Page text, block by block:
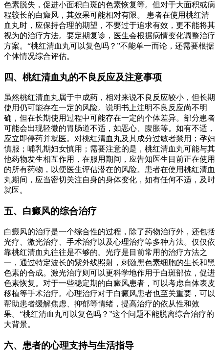
色素脱失，促进小面积白斑的色素恢复等。但对于大面积或病
程较长的白癜风，其效果可能相对有限。 患者在使用桃红清
血丸时，应保持合理的期望，不要过于追求有效，更不能将其
视为的治疗方法。要定期复诊，医生会根据病情变化调整治疗
方案。“桃红清血丸可以复色吗？”不能单一而论，还需要根据
个体情况综合评估。
四、桃红清血丸的不良反应及注意事项
虽然桃红清血丸属于中成药，相对来说不良反应较小，但长期
使用仍可能存在一定的风险。说明书上注明不良反应尚不明
确，但在长期使用过程中可能存在一定的个体差异。部分患者
可能会出现轻微的胃肠道不适，如恶心、腹胀等。如有不适，
应立即停药并就医。对桃红清血丸及其成分过敏者禁用；孕妇
慎服；哺乳期妇女慎用；需要注意的是，桃红清血丸可能与其
他药物发生相互作用，在服用期间，应告知医生目前正在使用
的所有药物，以便医生评估潜在的风险。患者在使用桃红清血
丸期间，应当密切关注自身的身体变化，如有任何不适，及时
就医。
五、白癜风的综合治疗
白癜风的治疗是一个综合性的过程，除了药物治疗外，还包括
光疗、激光治疗、手术治疗以及心理治疗等多种方法。仅仅依
靠桃红清血丸往往是不够的。光疗是目前常用的治疗方法之
一，通过特定波长的紫外线照射，刺激黑色素细胞的生长和黑
色素的合成。激光治疗则可以更科学地作用于白斑部位，促进
色素恢复。对于一些稳定期的白癜风患者，可以考虑自体表皮
移植等手术治疗。心理治疗对于白癜风患者也至关重要，可以
帮助患者缓解焦虑、抑郁等情绪，提高治疗的依从性和效
果。“桃红清血丸可以复色吗？”这个问题不能脱离综合治疗的
大背景。
六、患者的心理支持与生活指导